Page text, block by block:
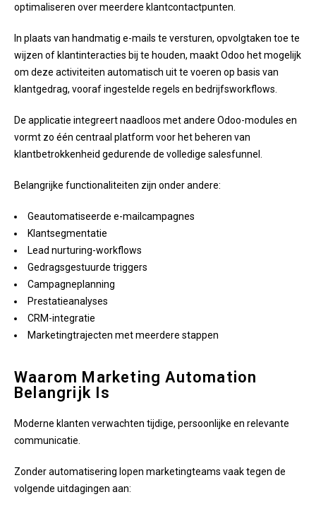
optimaliseren over meerdere klantcontactpunten.
In plaats van handmatig e-mails te versturen, opvolgtaken toe te
wijzen of klantinteracties bij te houden, maakt Odoo het mogelijk
om deze activiteiten automatisch uit te voeren op basis van
klantgedrag, vooraf ingestelde regels en bedrijfsworkflows.
De applicatie integreert naadloos met andere Odoo-modules en
vormt zo één centraal platform voor het beheren van
klantbetrokkenheid gedurende de volledige salesfunnel.
Belangrijke functionaliteiten zijn onder andere:
Geautomatiseerde e-mailcampagnes
Klantsegmentatie
Lead nurturing-workflows
Gedragsgestuurde triggers
Campagneplanning
Prestatieanalyses
CRM-integratie
Marketingtrajecten met meerdere stappen
Waarom Marketing Automation
Belangrijk Is
Moderne klanten verwachten tijdige, persoonlijke en relevante
communicatie.
Zonder automatisering lopen marketingteams vaak tegen de
volgende uitdagingen aan: